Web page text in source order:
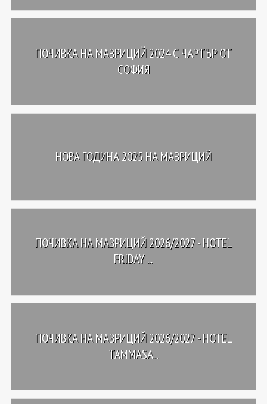
ПОЧИВКА НА МАВРИЦИЙ 2024 С ЧАРТЪР ОТ
СОФИЯ
НОВА ГОДИНА 2025 НА МАВРИЦИЙ
ПОЧИВКА НА МАВРИЦИЙ 2026/2027 - HOTEL
FRIDAY ...
ПОЧИВКА НА МАВРИЦИЙ 2026/2027 - HOTEL
TAMMASA...